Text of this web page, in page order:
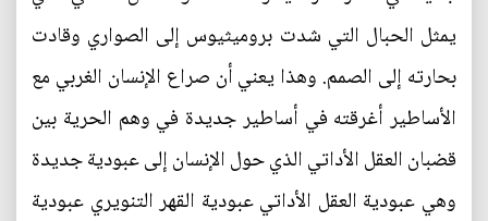
يمثل الحبال التي شدت بروميثيوس إلى الصواري وقادت
بحارته إلى الصمم. وهذا يعني أن صراع الإنسان الغربي مع
الأساطير أغرقته في أساطير جديدة في وهم الحرية بين
قضبان العقل الأداتي الذي حول الإنسان إلى عبودية جديدة
وهي عبودية العقل الأداتي عبودية القهر التنويري عبودية